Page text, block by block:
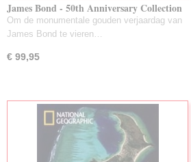
James Bond - 50th Anniversary Collection
(Blu-Ray Gebruikt)
Om de monumentale gouden verjaardag van
James Bond te vieren…
€ 99,95